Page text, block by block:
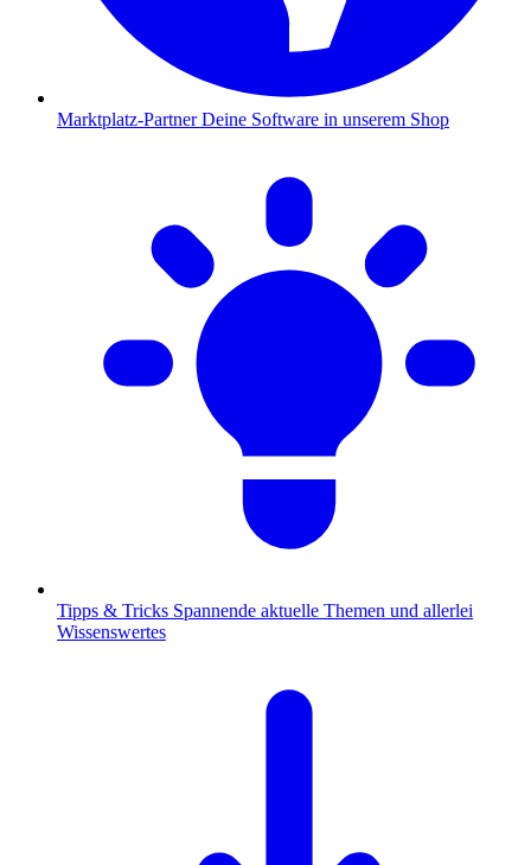
Marktplatz-Partner Deine Software in unserem Shop
Tipps & Tricks Spannende aktuelle Themen und allerlei
Wissenswertes